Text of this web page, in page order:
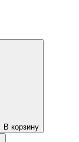
В корзину